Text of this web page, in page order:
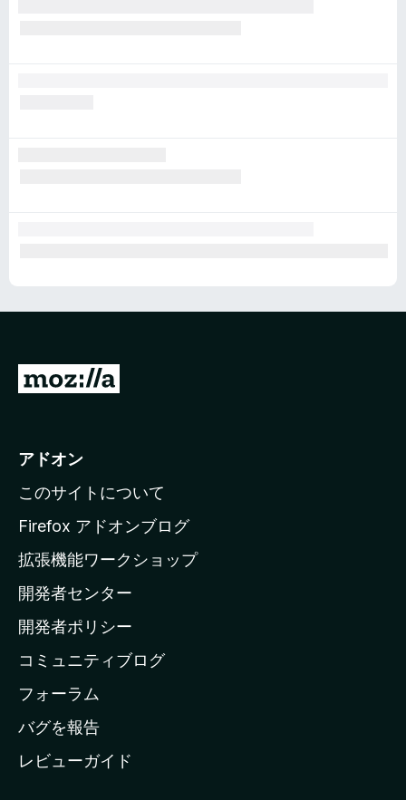
M
i
l
a
ホ
ー
ム
ー
ジ
へ
アドオン
このサイトについて
Firefox アドオンブログ
拡張機能ワークショップ
開発者センター
開発者ポリシー
コミュニティブログ
フォーラム
バグを報告
レビューガイド